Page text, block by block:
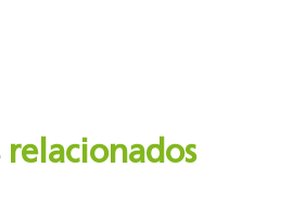
relacionados